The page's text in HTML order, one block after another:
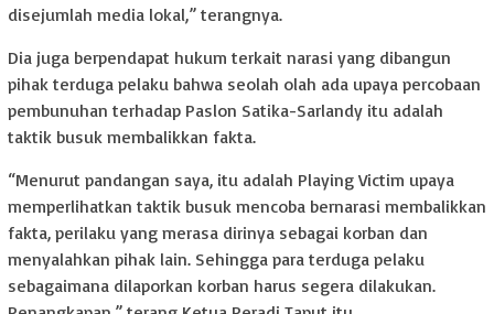
disejumlah media lokal,” terangnya.
Dia juga berpendapat hukum terkait narasi yang dibangun
pihak terduga pelaku bahwa seolah olah ada upaya percobaan
pembunuhan terhadap Paslon Satika-Sarlandy itu adalah
taktik busuk membalikkan fakta.
“Menurut pandangan saya, itu adalah Playing Victim upaya
memperlihatkan taktik busuk mencoba bernarasi membalikkan
fakta, perilaku yang merasa dirinya sebagai korban dan
menyalahkan pihak lain. Sehingga para terduga pelaku
sebagaimana dilaporkan korban harus segera dilakukan.